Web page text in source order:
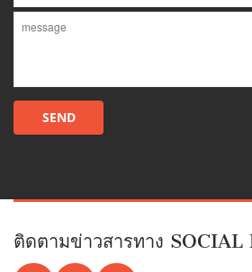
ติดตามข่าวสารทาง